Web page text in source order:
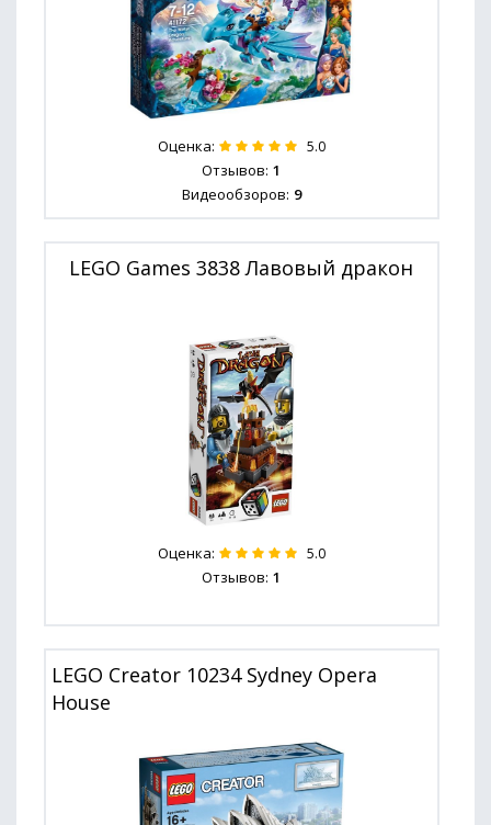
Оценка: 5.0
Отзывов: 1
Видеообзоров: 9
LEGO Games 3838 Лавовый дракон
Оценка: 5.0
Отзывов: 1
LEGO Creator 10234 Sydney Opera
House